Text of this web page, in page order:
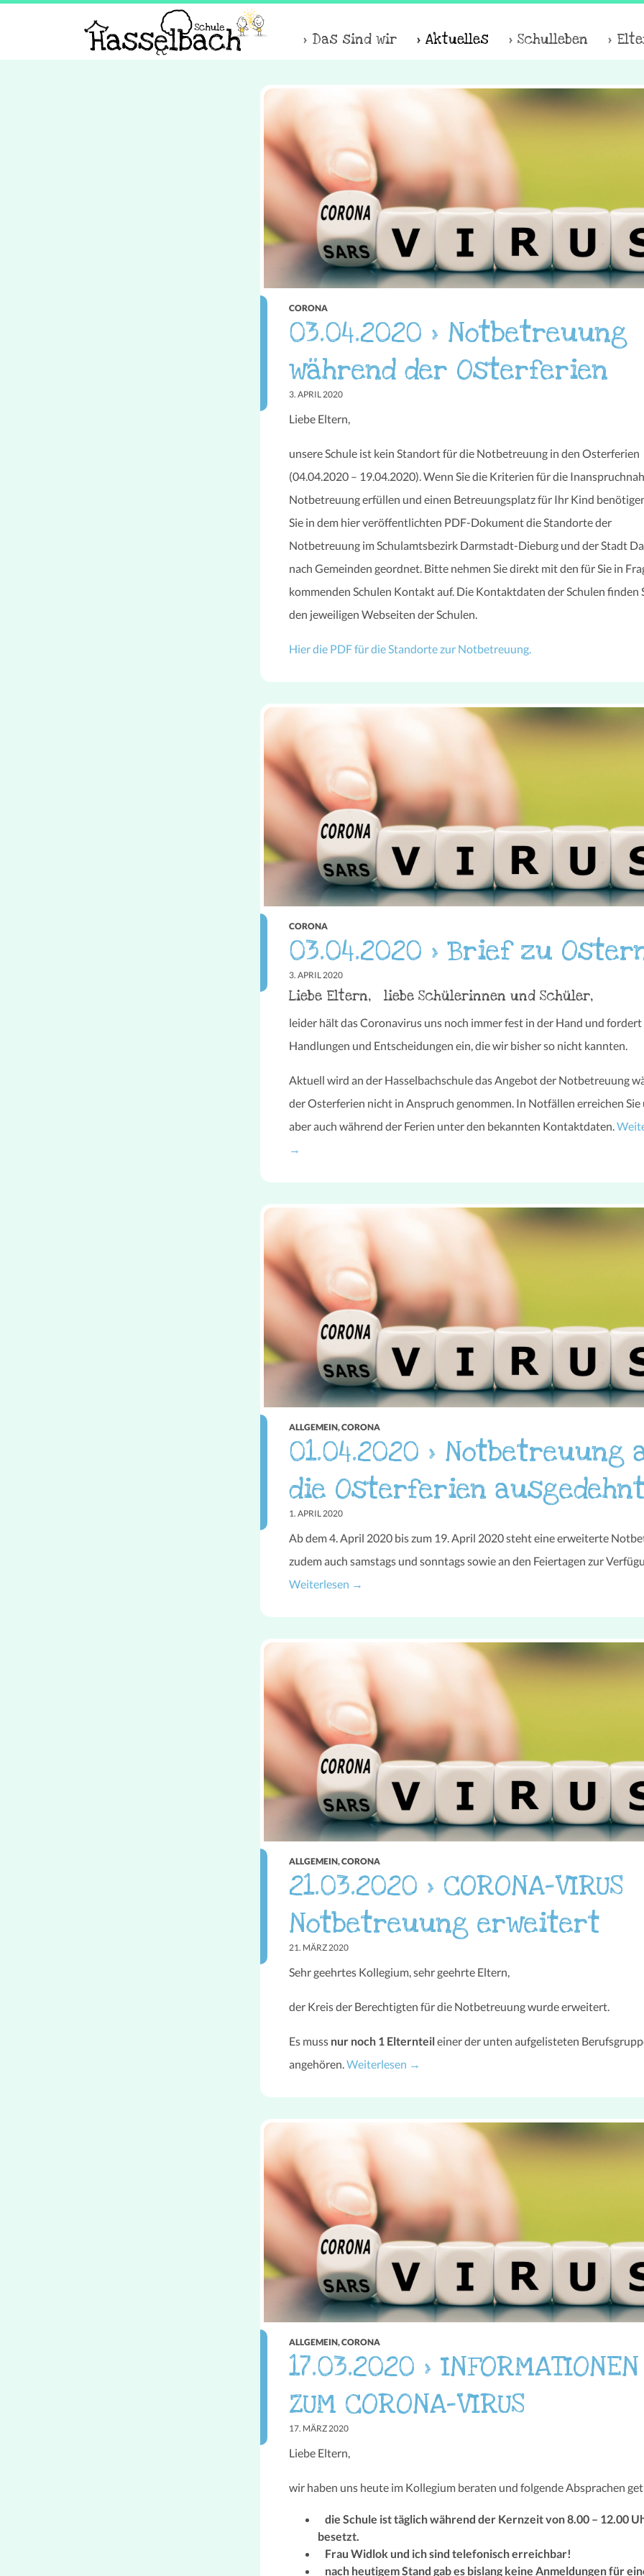
Das sind wir Aktuelles Schulleben
CORONA
03.04.2020 > Notbetreuung
während der Osterferien
3. APRIL 2020
Liebe Eltern,
unsere Schule ist kein Standort für die Notbetreuung in den Osterferien
(04.04.2020 – 19.04.2020). Wenn Sie die Kriterien für die
Notbetreuung erfüllen und einen Betreuungsplatz für Ihr Kind
Sie in dem hier veröffentlichten PDF-Dokument die Standorte der
Notbetreuung im Schulamtsbezirk Darmstadt-Dieburg und der Stadt
nach Gemeinden geordnet. Bitte nehmen Sie direkt mit den für Sie in
kommenden Schulen Kontakt auf. Die Kontaktdaten der Schulen finden
den jeweiligen Webseiten der Schulen.
Hier die PDF für die Standorte zur Notbetreuung.
CORONA
03.04.2020 > Brief zu
3. APRIL 2020
Liebe Eltern, liebe Schülerinnen und Schüler,
leider hält das Coronavirus uns noch immer fest in der Hand und
Handlungen und Entscheidungen ein, die wir bisher so nicht kannten.
Aktuell wird an der Hasselbachschule das Angebot der Notbetreuung
der Osterferien nicht in Anspruch genommen. In Notfällen erreichen Sie
aber auch während der Ferien unter den bekannten Kontaktdaten.
→
ALLGEMEIN,CORONA
01.04.2020 > Notbetreuung
die Osterferien
1. APRIL 2020
Ab dem 4. April 2020 bis zum 19. April 2020 steht eine erweiterte
zudem auch samstags und sonntags sowie an den Feiertagen zur
Weiterlesen →
ALLGEMEIN,CORONA
21.03.2020 > CORONA-VIRUS
Notbetreuung erweitert
21. MÄRZ 2020
Sehr geehrtes Kollegium, sehr geehrte Eltern,
der Kreis der Berechtigten für die Notbetreuung wurde erweitert.
Es muss nur noch 1 Elternteileiner der unten aufgelisteten
angehören.Weiterlesen →
ALLGEMEIN,CORONA
17.03.2020 > INFORMATIONEN
ZUM CORONA-VIRUS
17. MÄRZ 2020
Liebe Eltern,
wir haben uns heute im Kollegium beraten und folgende Absprachen
die Schule ist täglich während der Kernzeit von 8.00 – 12.00
besetzt.
Frau Widlok und ich sind telefonisch erreichbar!
nach heutigem Stand gab es bislang keine Anmeldungen für